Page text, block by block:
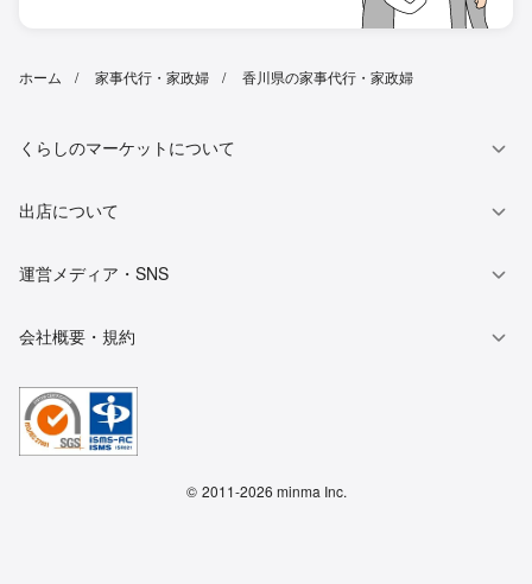
ホーム 家事代行・家政婦 香川県の家事代行・家政婦
くらしのマーケットについて
出店について
運営メディア・SNS
会社概要・規約
© 2011-2026 minma Inc.